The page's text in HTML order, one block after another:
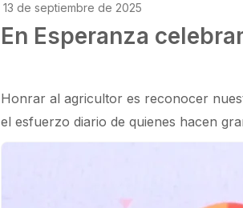
13 de septiembre de 2025
En Esperanza
Honrar al agricultor es reconocer
el esfuerzo diario de quienes hacen